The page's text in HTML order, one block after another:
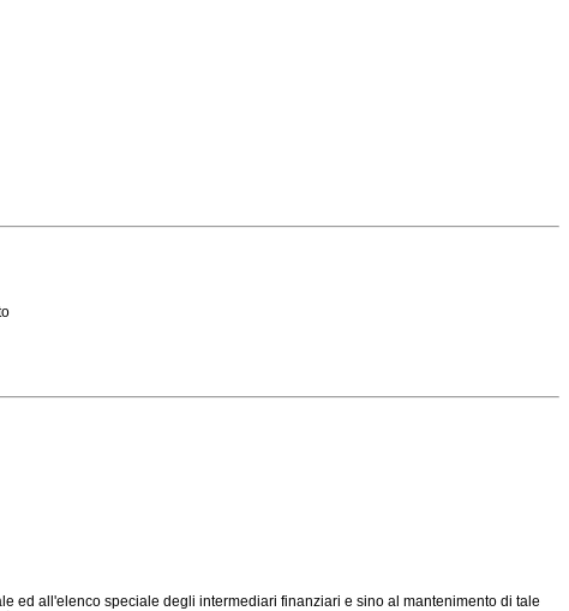
ed all'elenco speciale degli intermediari finanziari e sino al mantenimento di tale